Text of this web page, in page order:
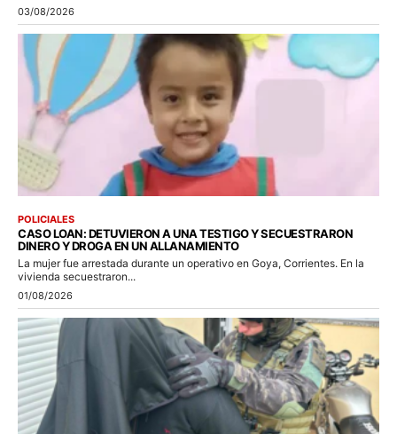
03/08/2026
POLICIALES
CASO LOAN: DETUVIERON A UNA TESTIGO Y SECUESTRARON
DINERO Y DROGA EN UN ALLANAMIENTO
La mujer fue arrestada durante un operativo en Goya, Corrientes. En la
vivienda secuestraron...
01/08/2026